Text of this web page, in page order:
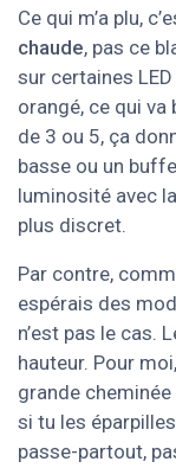
Ce qui m’a plu,
chaude, pas ce
sur certaines
orangé, ce qui va
de 3 ou 5, ça
basse ou un
luminosité avec
plus discret.
Par contre,
espérais des
n’est pas le cas.
hauteur. Pour
grande
si tu les
passe-partout,